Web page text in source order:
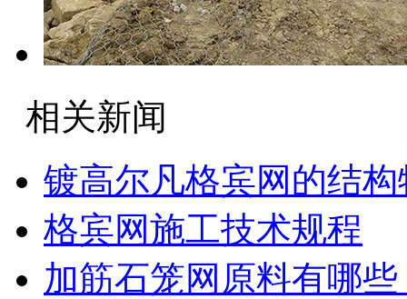
相关新闻
镀高尔凡格宾网的结构
格宾网施工技术规程
加筋石笼网原料有哪些